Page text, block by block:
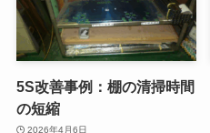
5S改善事例：棚の清掃時間
の短縮
2026年4月6日